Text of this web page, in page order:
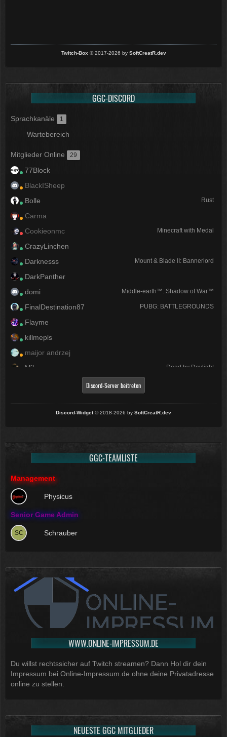
Twitch-Box © 2017-2026 by SoftCreatR.dev
GGC-DISCORD
Sprachkanäle 1
Wartebereich
Mitglieder Online 29
77Block
BlackISheep
Bolle
Rust
Carma
Cookieonmc
Minecraft with Medal
CrazyLinchen
Darknesss
Mount & Blade II: Bannerlord
DarkPanther
domi
Middle-earth™: Shadow of War™
FinalDestination87 PUBG: BATTLEGROUNDS
Flayme
killmepls
maijor andrzej
Mika
Dead by Daylight
realEnzooo
Schrauber
Discord-Server beitreten
Discord-Widget© 2018-2026 by SoftCreatR.dev
GGC-TEAMLISTE
Management
Physicus
Senior Game Admin
Schrauber
WWW.ONLINE-IMPRESSUM.DE
Du willst rechtssicher auf Twitch streamen? Dann Hol dir dein
Impressum bei Online-Impressum.de ohne deine Privatadresse
online zu stellen.
NEUESTE GGC MITGLIEDER